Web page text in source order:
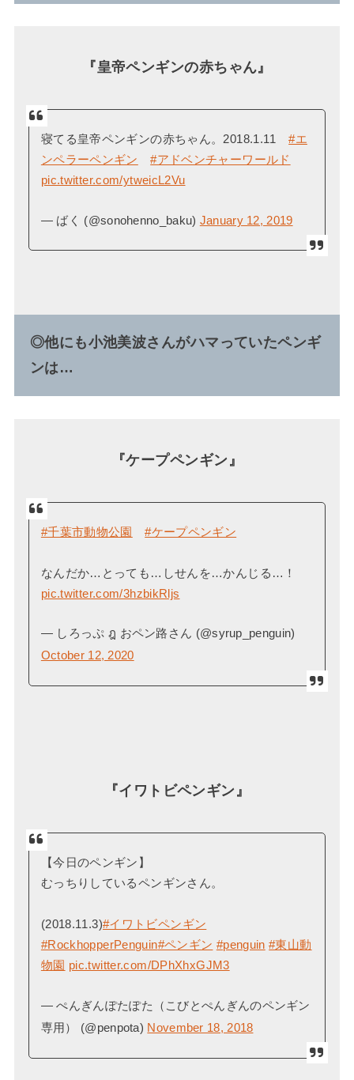
『皇帝ペンギンの赤ちゃん』
寝てる皇帝ペンギンの赤ちゃん。2018.1.11#エ
ンペラーペンギン
#アドベンチャーワールド
pic.twitter.com/ytweicL2Vu
— ばく (@sonohenno_baku) January 12, 2019
◎他にも小池美波さんがハマっていたペンギ
ンは…
『ケープペンギン』
#千葉市動物公園 #ケープペンギン
なんだか…とっても…しせんを…かんじる…！
pic.twitter.com/3hzbikRljs
— しろっぷ ฎ おペン路さん (@syrup_penguin)
October 12, 2020
『イワトビペンギン』
【今日のペンギン】
むっちりしているペンギンさん。
(2018.11.3)#イワトビペンギン
#RockhopperPenguin#ペンギン #penguin #東山動
物園 pic.twitter.com/DPhXhxGJM3
— ぺんぎんぽたぽた（こびとぺんぎんのペンギン
専用） (@penpota) November 18, 2018